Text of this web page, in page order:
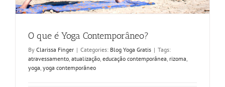
O que é Yoga Contemporâneo?
By Clarissa Finger | Categories: Blog Yoga Gratis | Tags:
atravessamento, atualização, educação contemporânea, rizoma,
yoga, yoga contemporâneo